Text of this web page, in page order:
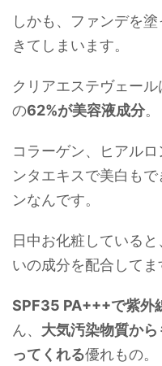
しかも、ファンデを
きてしまいます。
クリアエステヴェー
の62%が美容液成分。
コラーゲン、ヒアル
ンタエキスで美白も
ンなんです。
日中お化粧している
いの成分を配合してま
SPF35 PA+++で紫外
ん、 大気汚染物質か
ってくれる優れもの。